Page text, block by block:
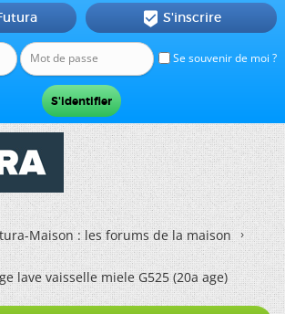
Se souvenir de moi ?
 S'inscrire
Maison : les forums de la maison
lave vaisselle miele G525 (20a age)